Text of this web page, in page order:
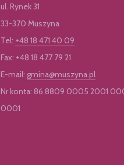
ul. Rynek 31
33-370 Muszyna
Tel: +48 18 471 40 09
Fax: +48 18 477 79 21
E-mail: gmina@muszyna.pl
Nr konta: 86 8809 0005 2001
0001